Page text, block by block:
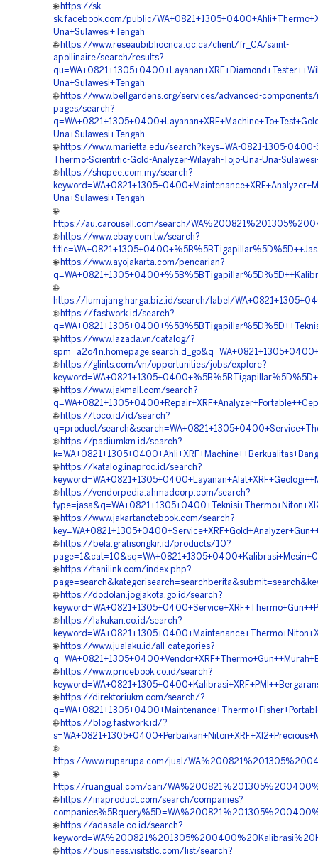
🌐 https://sk-
sk.facebook.com/public/
Una+Sulawesi+Tengah
🌐 https://www.reseaubibliocnca.qc.ca/client/fr_CA/saint-
apollinaire/search/results?
Una+Sulawesi+Tengah
🌐 https://www.bellgardens.org/services/advanced-components/
pages/search?
Una+Sulawesi+Tengah
🌐 https://www.marietta.edu/search?keys=WA-0821-1305-0400-
Thermo-Scientific-Gold-Analyzer-Wilayah-Tojo-Una-Una-
🌐 https://shopee.com.my/search?
Una+Sulawesi+Tengah
🌐
https://au.carousell.com/search/
🌐 https://www.ebay.com.tw/search?
🌐 https://www.ayojakarta.com/pencarian?
🌐
https://lumajang.harga.biz.id/search/label/
🌐 https://fastwork.id/search?
🌐 https://www.lazada.vn/catalog/?
🌐 https://glints.com/vn/opportunities/jobs/explore?
🌐 https://www.jakmall.com/search?
🌐 https://toco.id/id/search?
q=product/
🌐 https://padiumkm.id/search?
🌐 https://katalog.inaproc.id/search?
🌐 https://vendorpedia.ahmadcorp.com/search?
🌐 https://www.jakartanotebook.com/search?
🌐 https://bela.gratisongkir.id/products/10?
🌐 https://tanilink.com/index.php?
🌐 https://dodolan.jogjakota.go.id/search?
🌐 https://lakukan.co.id/search?
🌐 https://www.jualaku.id/all-categories?
🌐 https://www.pricebook.co.id/search?
🌐 https://direktoriukm.com/search/?
🌐 https://blog.fastwork.id/?
🌐
https://www.ruparupa.com/jual/
🌐
https://ruangjual.com/cari/
🌐 https://inaproduct.com/search/companies?
🌐 https://adasale.co.id/search?
🌐 https://business.visitstlc.com/list/search?